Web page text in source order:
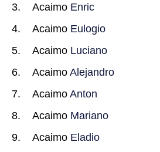
Acaimo Enric
Acaimo Eulogio
Acaimo Luciano
Acaimo Alejandro
Acaimo Anton
Acaimo Mariano
Acaimo Eladio